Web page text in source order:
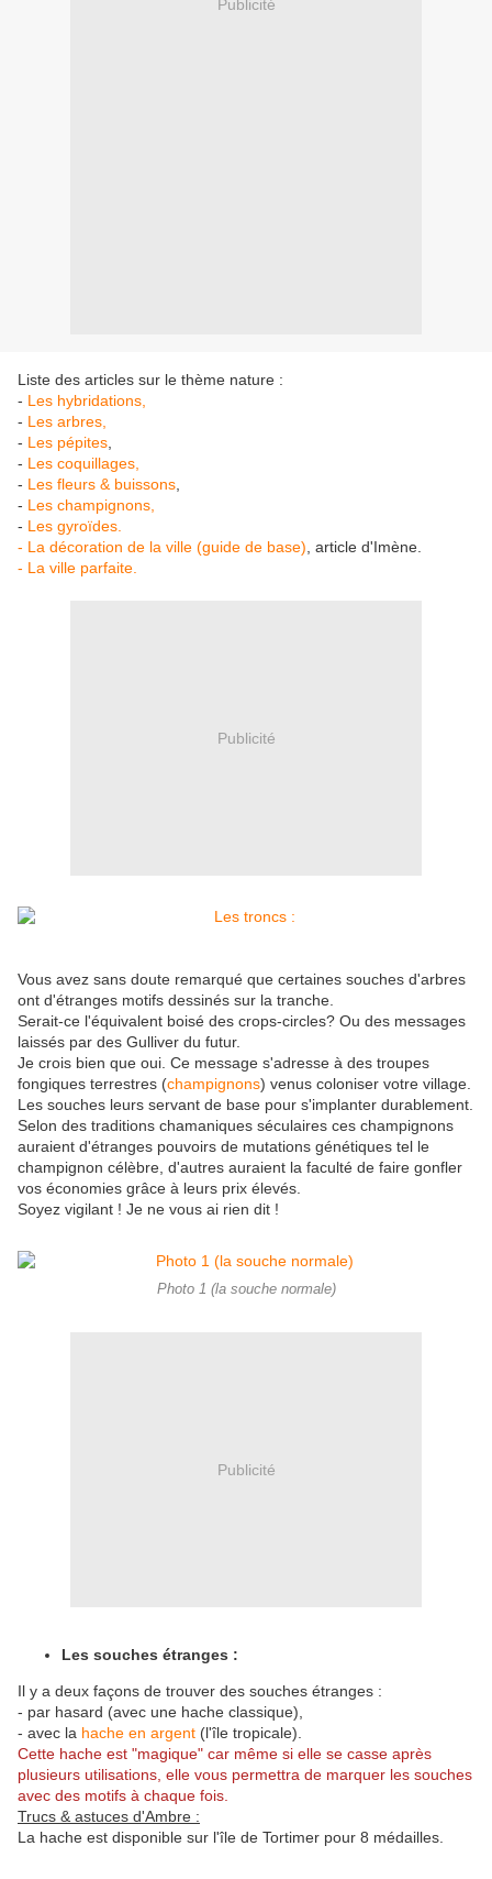
Publicité
Liste des articles sur le thème nature :
- Les hybridations,
- Les arbres,
- Les pépites
- Les coquillages,
- Les fleurs & buissons
- Les champignons,
- Les gyroïdes.
- La décoration de la ville (guide de base) , article d'Imène.
- La ville parfaite.
Publicité
Vous avez sans doute remarqué que certaines souches d'arbres
ont d'étranges motifs dessinés sur la tranche.
Serait-ce l'équivalent boisé des crops-circles? Ou des messages
laissés par des Gulliver du futur.
Je crois bien que oui. Ce message s'adresse à des troupes
fongiques terrestres (champignons) venus coloniser votre village.
Les souches leurs servant de base pour s'implanter durablement.
Selon des traditions chamaniques séculaires ces champignons
auraient d'étranges pouvoirs de mutations génétiques tel le
champignon célèbre, d'autres auraient la faculté de faire gonfler
vos économies grâce à leurs prix élevés.
Soyez vigilant ! Je ne vous ai rien dit !
Photo 1 (la souche normale)
Publicité
Les souches étranges :
Il y a deux façons de trouver des souches étranges :
- par hasard (avec une hache classique),
- avec la hache en argent (l'île tropicale).
Cette hache est "magique" car même si elle se casse après
plusieurs utilisations, elle vous permettra de marquer les souches
avec des motifs à chaque fois.
Trucs & astuces d'Ambre :
La hache est disponible sur l'île de Tortimer pour 8 médailles.